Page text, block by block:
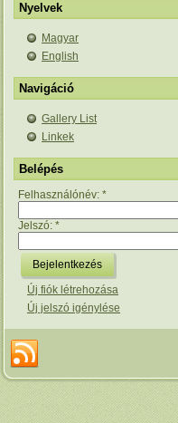
Nyelvek
Magyar
English
Navigáció
Gallery List
Linkek
Belépés
Felhasználónév: *
Jelszó: *
Új fiók létrehozása
Új jelszó igénylése